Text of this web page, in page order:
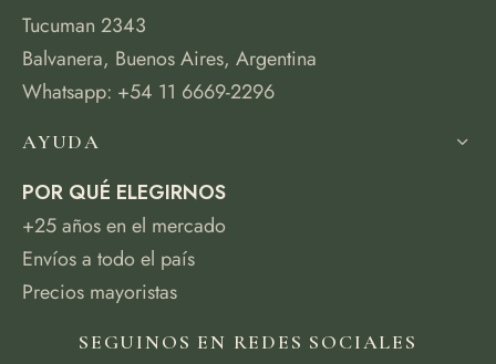
Tucuman 2343
Balvanera, Buenos Aires, Argentina
Whatsapp: +54 11 6669-2296
AYUDA
POR QUÉ ELEGIRNOS
+25 años en el mercado
Envíos a todo el país
Precios mayoristas
SEGUINOS EN REDES SOCIALES